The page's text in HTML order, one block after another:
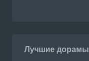
Лучшие дорамы